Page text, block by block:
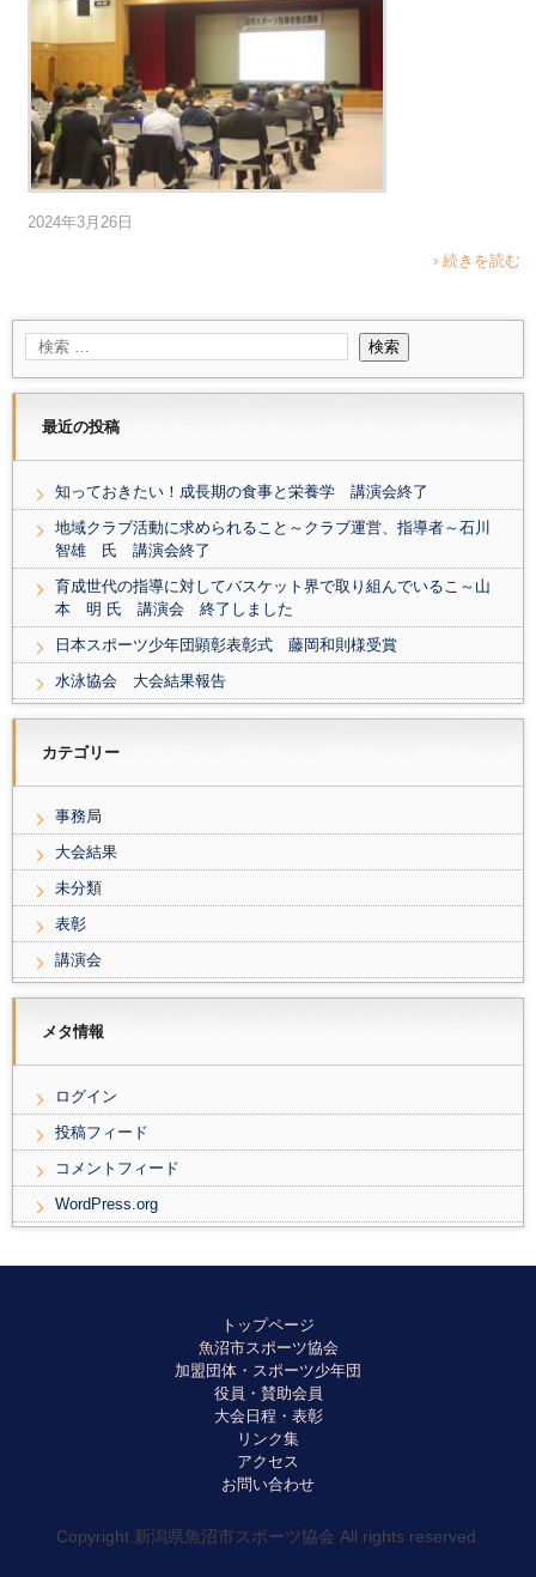
2024年3月26日
› 続きを読む
最近の投稿
知っておきたい！成長期の食事と栄養学 講演会終了
地域クラブ活動に求められること～クラブ運営、指導者～石川
智雄 氏 講演会終了
育成世代の指導に対してバスケット界で取り組んでいるこ～山
本 明 氏 講演会 終了しました
日本スポーツ少年団顕彰表彰式 藤岡和則様受賞
水泳協会 大会結果報告
カテゴリー
事務局
大会結果
未分類
表彰
講演会
メタ情報
ログイン
投稿フィード
コメントフィード
WordPress.org
トップページ
魚沼市スポーツ協会
加盟団体・スポーツ少年団
役員・賛助会員
大会日程・表彰
リンク集
アクセス
お問い合わせ
Copyright 新潟県魚沼市スポーツ協会 All rights reserved.